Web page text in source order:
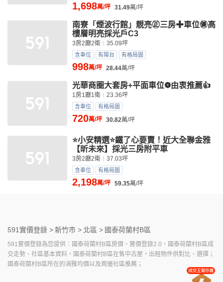
1,698萬/坪 31.49萬/坪
南寮「煙波行館」靚亮㊣三房✚車位㊝高
樓層明亮採光戶C3
3房2廳2衛 35.09坪
含車位 有陽台 有格局圖
998萬/坪 28.44萬/坪
光華商圈大套房+平面車位❁由衷推薦👍
1房1廳1衛 23.36坪
含車位 有格局圖
720萬/坪 30.82萬/坪
⭐小安精選⭐鐵了心要賣！近大全聯金雅
【昕未來】採光三房附平車
3房2廳2衛 37.03坪
含車位 有格局圖
2,198萬/坪 59.35萬/坪
591實價登錄 >新竹市 > 北區 > 國泰荷蘭村B區
591實價登錄為您提供：國泰荷蘭村B區房價、實價登錄2.0，國泰荷蘭村B區成
交走勢、社區基本資料，國泰荷蘭村B區在售中古屋，出租物件供對比、選擇；
國泰荷蘭村B區所在的湳雅均價以及周邊社區推薦；